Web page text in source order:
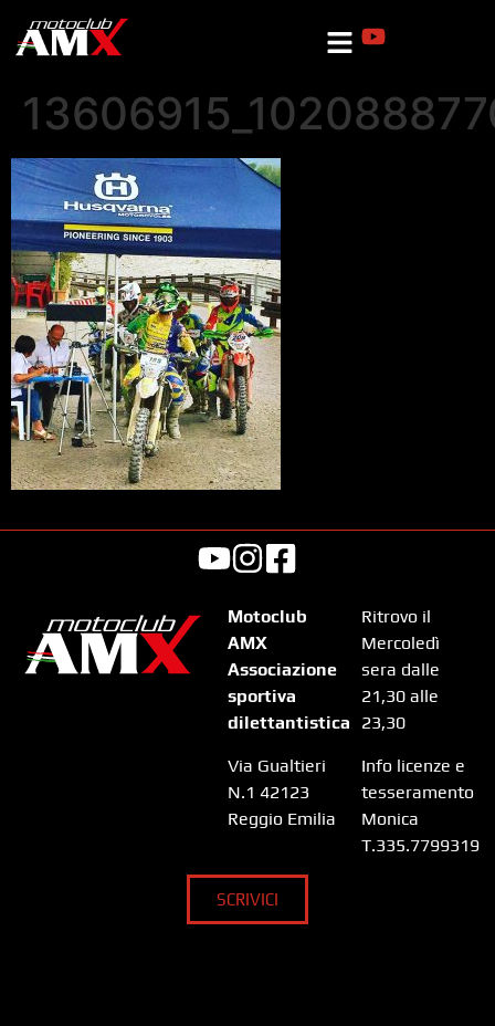
Motoclub
AMX
Associazione
sportiva
dilettantistica
Via Gualtieri
N.1 42123
Reggio Emilia
Ritrovo il
Mercoledì
sera dalle
21,30 alle
23,30
Info licenze e
tesseramento
Monica
T.335.7799319
SCRIVICI